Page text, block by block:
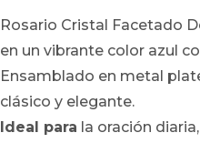
Rosario Cristal Facetado
en un vibrante color azul
Ensamblado en metal
clásico y elegante.
Ideal para la oración